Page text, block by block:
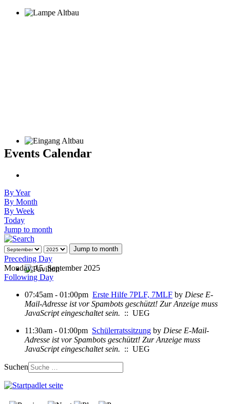
Events Calendar
By Year
By Month
By Week
Today
Jump to month
Jump to month
Preceding Day
Monday, 15. September 2025
Following Day
07:45am - 01:00pm Erste Hilfe 7PLF, 7MLF by Diese E-
Mail-Adresse ist vor Spambots geschützt! Zur Anzeige muss
JavaScript eingeschaltet sein. :: UEG
11:30am - 01:00pm Schülerratssitzung by Diese E-Mail-
Adresse ist vor Spambots geschützt! Zur Anzeige muss
JavaScript eingeschaltet sein. :: UEG
Suchen